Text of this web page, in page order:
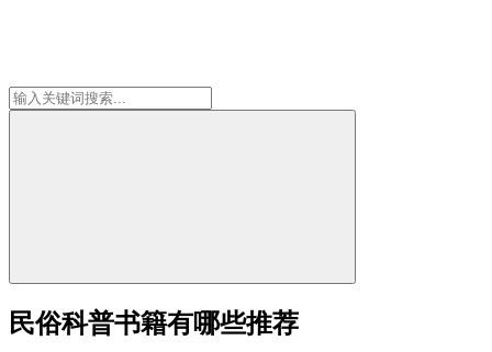
民俗科普书籍有哪些推荐